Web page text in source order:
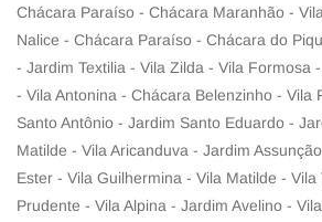
Chácara Paraíso - Chácara Maranhão -
Nalice - Chácara Paraíso - Chácara do
- Jardim Textilia - Vila Zilda - Vila Formosa
- Vila Antonina - Chácara Belenzinho - Vila
Santo Antônio - Jardim Santo Eduardo -
Matilde - Vila Aricanduva - Jardim
Ester - Vila Guilhermina - Vila Matilde - Vila
Prudente - Vila Alpina - Jardim Avelino -